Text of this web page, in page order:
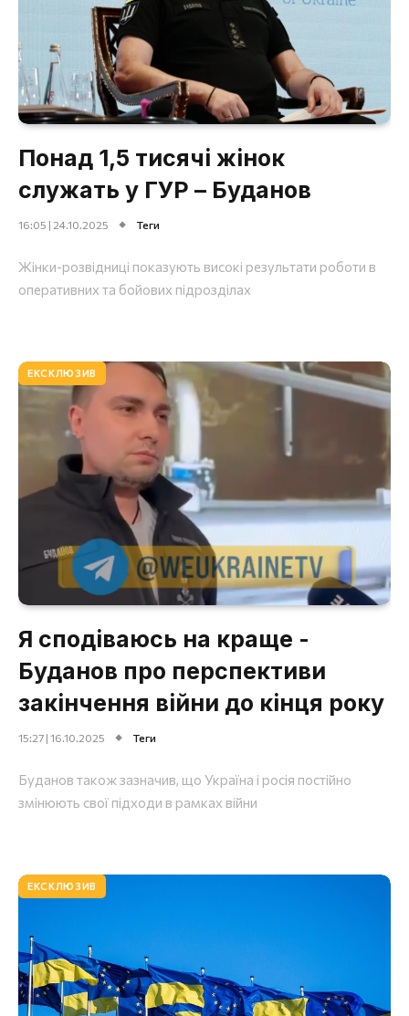
Понад 1,5 тисячі жінок
служать у ГУР – Буданов
16:05 | 24.10.2025 Теги
Жінки-розвідниці показують високі результати роботи в
оперативних та бойових підрозділах
ЕКСКЛЮЗИВ
Я сподіваюсь на краще -
Буданов про перспективи
закінчення війни до кінця року
15:27 | 16.10.2025 Теги
Буданов також зазначив, що Україна і росія постійно
змінюють свої підходи в рамках війни
ЕКСКЛЮЗИВ